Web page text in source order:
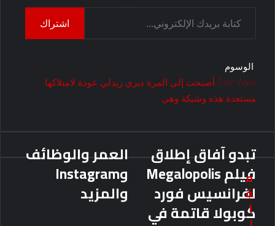
اشتراك
الوسوم
Star Wars أصبحت إلى المرة ديزي ريدلي عودة لامتلاكها
مستعدة هذه وشيكة وهي
العمر والوظائف
وInstagram
والمزيد
تبدو آفاق إطلاق
فيلم Megalopolis
لفرانسيس فورد
كوبولا قاتمة في
م
ق
ا